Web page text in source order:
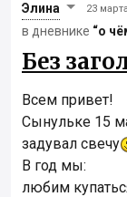
Элинa 23
в дневнике “о
Без
Всем привет!
Сынульке 15
задувал свечу
В год мы:
любим